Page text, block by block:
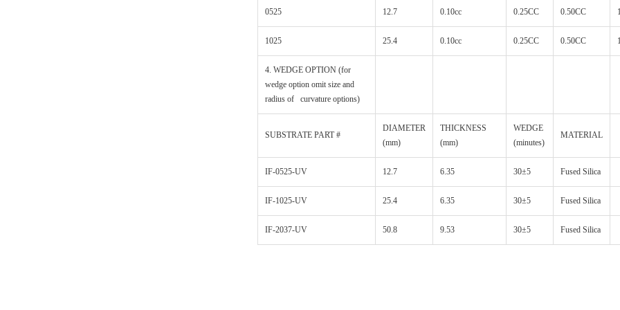
0525 12.7 0.10cc 0.25CC 0.50CC
1025 25.4 0.10cc 0.25CC 0.50CC
4. WEDGE OPTION (for
wedge option omit size and
radius of curvature options)
SUBSTRATE PART #
DIAMETER
(mm)
THICKNESS
(mm)
WEDGE
(minutes)
MATERIAL
IF-0525-UV 12.7 6.35 30±5 Fused Silica
IF-1025-UV 25.4 6.35 30±5 Fused Silica
IF-2037-UV 50.8 9.53 30±5 Fused Silica